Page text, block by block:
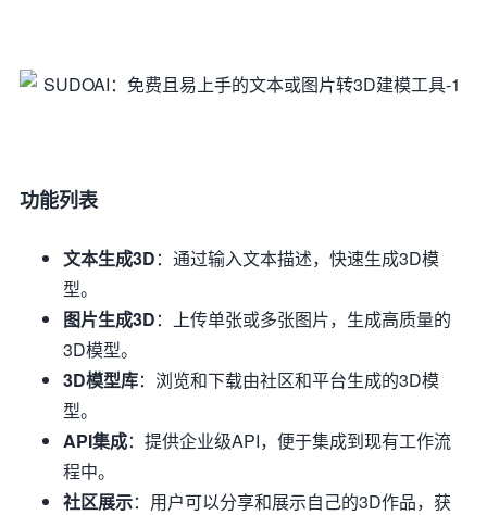
功能列表
文本生成3D：通过输入文本描述，快速生成3D模
型。
图片生成3D：上传单张或多张图片，生成高质量的
3D模型。
3D模型库：浏览和下载由社区和平台生成的3D模
型。
API集成：提供企业级API，便于集成到现有工作流
程中。
社区展示：用户可以分享和展示自己的3D作品，获